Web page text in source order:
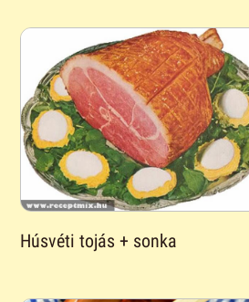
Húsvéti tojás + sonka